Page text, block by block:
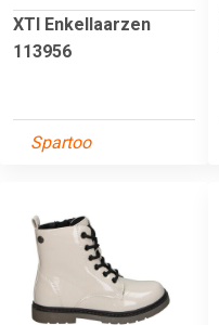
XTI Enkellaarzen
113956
Spartoo